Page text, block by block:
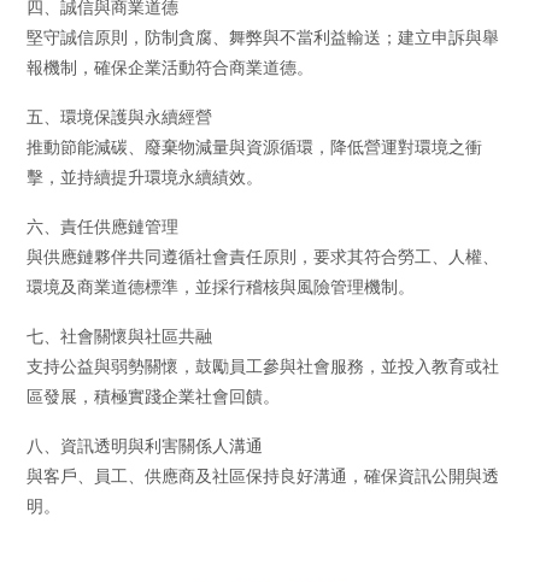
四、誠信與商業道德
堅守誠信原則，防制貪腐、舞弊與不當利益輸送；建立申訴與舉
報機制，確保企業活動符合商業道德。
五、環境保護與永續經營
推動節能減碳、廢棄物減量與資源循環，降低營運對環境之衝
擊，並持續提升環境永續績效。
六、責任供應鏈管理
與供應鏈夥伴共同遵循社會責任原則，要求其符合勞工、人權、
環境及商業道德標準，並採行稽核與風險管理機制。
七、社會關懷與社區共融
支持公益與弱勢關懷，鼓勵員工參與社會服務，並投入教育或社
區發展，積極實踐企業社會回饋。
八、資訊透明與利害關係人溝通
與客戶、員工、供應商及社區保持良好溝通，確保資訊公開與透
明。